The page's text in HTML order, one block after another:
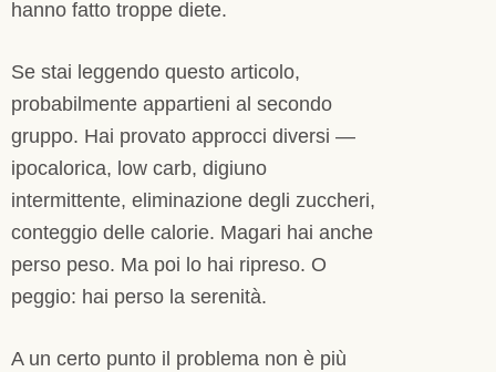
hanno fatto troppe diete.
Se stai leggendo questo articolo,
probabilmente appartieni al secondo
gruppo. Hai provato approcci diversi —
ipocalorica, low carb, digiuno
intermittente, eliminazione degli zuccheri,
conteggio delle calorie. Magari hai anche
perso peso. Ma poi lo hai ripreso. O
peggio: hai perso la serenità.
A un certo punto il problema non è più